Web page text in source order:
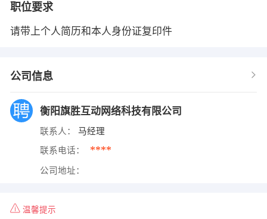
职位要求
请带上个人简历和本人身份证复印件
公司信息
衡阳旗胜互动网络科技有限公司
联系人： 马经理
联系电话： ****
公司地址：
温馨提示